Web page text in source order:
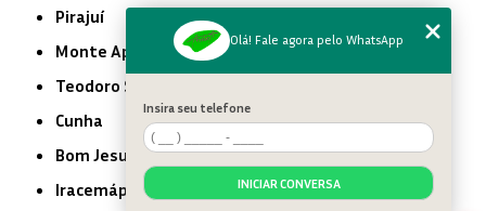
Pirajuí
Monte Aprazível
Teodoro Sampaio
Cunha
Bom Jesus dos Perdões
Iracemápolis
Olá! Fale agora pelo WhatsApp
Insira seu telefone
INICIAR CONVERSA